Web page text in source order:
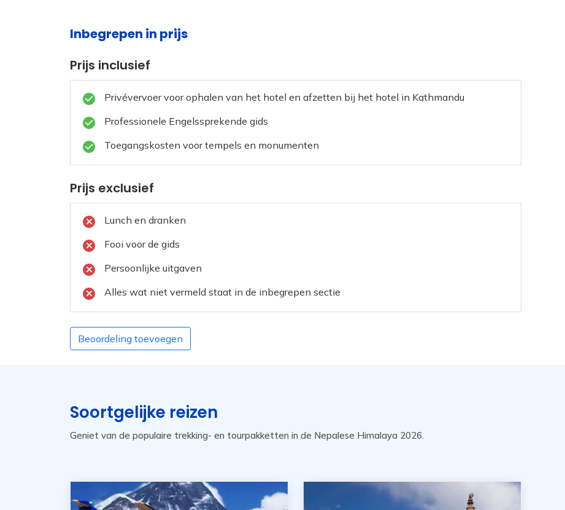
Inbegrepen in prijs
Prijs inclusief
Privévervoer voor ophalen van het hotel en afzetten bij het hotel in Kathmandu
Professionele Engelssprekende gids
Toegangskosten voor tempels en monumenten
Prijs exclusief
Lunch en dranken
Fooi voor de gids
Persoonlijke uitgaven
Alles wat niet vermeld staat in de inbegrepen sectie
Beoordeling toevoegen
Soortgelijke reizen
Geniet van de populaire trekking- en tourpakketten in de Nepalese Himalaya 2026.